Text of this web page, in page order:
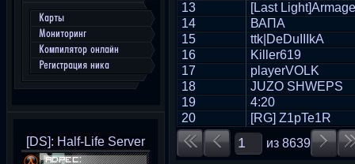
Карты
Мониторинг
Компилятор онлайн
Регистрация ника
[DS]: Half-Life Server
13
[Last
14
ВАПА
15
ttk|DeDuIIIkA
16
Killer619
17
playerVOLK
18
JUZO SHWEPS
19
4:20
20
[RG] Z1pTe1R
из 8639